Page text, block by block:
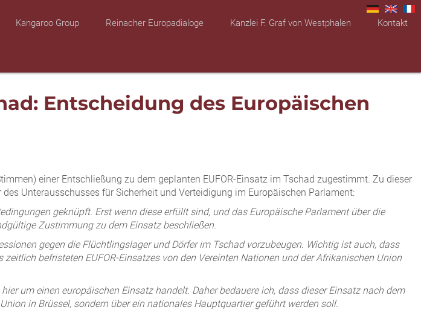
Kangaroo Group Reinacher Europadialoge Kanzlei F. Graf von Westphalen Kontakt
Entscheidung des Europäischen
einer Entschließung zu dem geplanten EUFOR-Einsatz im Tschad zugestimmt. Zu dieser
Unterausschusses für Sicherheit und Verteidigung im Europäischen Parlament:
geknüpft. Erst wenn diese erfüllt sind, und das Europäische Parlament über die
Zustimmung zu dem Einsatz beschließen.
gegen die Flüchtlingslager und Dörfer im Tschad vorzubeugen. Wichtig ist auch, dass
befristeten EUFOR-Einsatzes von den Vereinten Nationen und der Afrikanischen Union
um einen europäischen Einsatz handelt. Daher bedauere ich, dass dieser Einsatz nach dem
in Brüssel, sondern über ein nationales Hauptquartier geführt werden soll.